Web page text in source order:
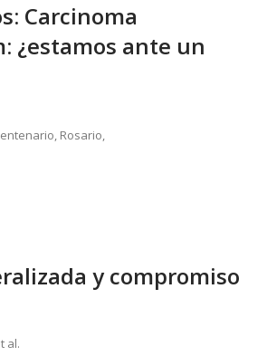
Carcinoma
¿estamos ante un
Rosario,
y compromiso
al.